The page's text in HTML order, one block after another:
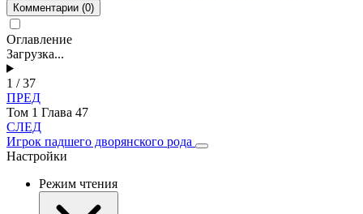
Комментарии (0)
Оглавление
Загрузка...
1 / 37
ПРЕД
Том 1 Глава 47
СЛЕД
Игрок падшего дворянского рода
Настройки
Режим чтения